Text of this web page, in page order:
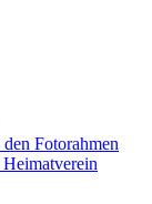
Fotorahmen